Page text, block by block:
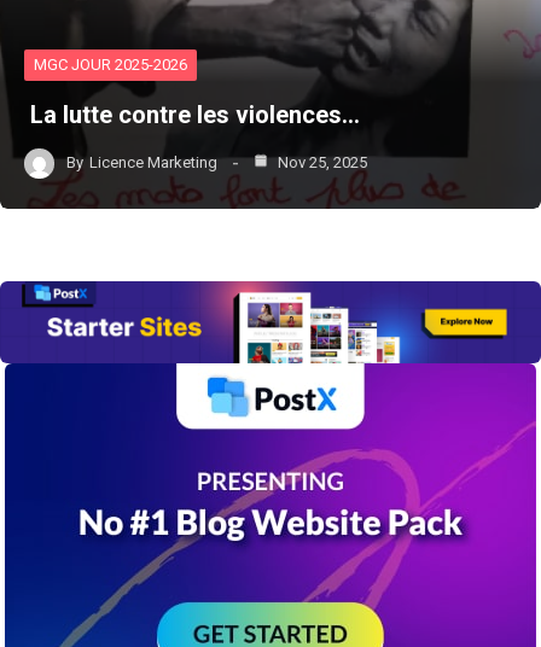
MGC JOUR 2025-2026
La lutte contre les violences…
By Licence Marketing Nov 25, 2025